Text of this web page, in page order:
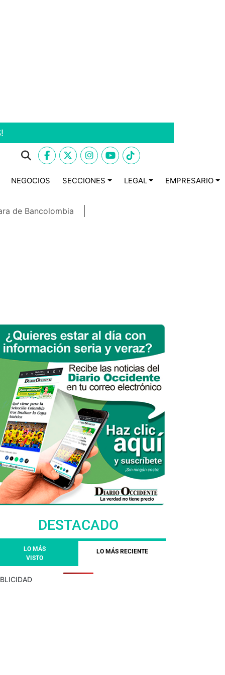
NEGOCIOS SECCIONES LEGAL EMPRESARIO
de Bancolombia
DESTACADO
LO MÁS
VISTO
LO MÁS RECIENTE